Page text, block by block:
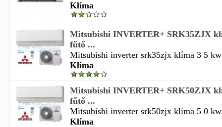
Klíma
Mitsubishi INVERTER+ SRK35ZJX
fűtő ...
Mitsubishi inverter srk35zjx klíma 3 5
Klíma
Mitsubishi INVERTER+ SRK50ZJX
fűtő ...
Mitsubishi inverter srk50zjx klíma 5 0
Klíma